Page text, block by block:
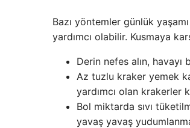
Bazı yöntemler günlük
yardımcı olabilir. Kusmaya
Derin nefes alın,
Az tuzlu kraker yemek
yardımcı olan krakerler
Bol miktarda sıvı
yavaş yavaş